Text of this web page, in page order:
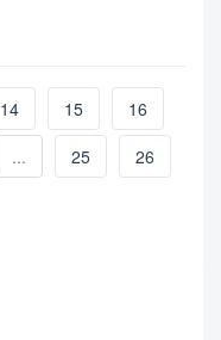
14 15
16
... 25
26